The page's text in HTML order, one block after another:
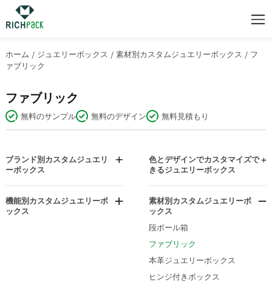
ホーム / ジュエリーボックス /素材別カスタムジュエリーボックス / フ
ァブリック
ファブリック
無料のサンプル 無料のデザイン 無料見積もり
ブランド別カスタムジュエリ
ーボックス
ブルガリ ジュエリーボックス
カルティエ ジュエリーボックス
スワロフスキージュエリーボッ
色とデザインでカスタマイズで
きるジュエリーボックス
ブラックジュエリーボックス
チャコールグレー
ダズルマルチカラー
ダイヤモンドをあしらったジュ
エリーボックス
ゴールドジュエリーボックス
マットブラック
機能別カスタムジュエリーボ
ックス
素材別カスタムジュエリーボ
ックス
段ボール箱
ファブリック
本革ジュエリーボックス
ヒンジ付きボックス